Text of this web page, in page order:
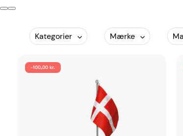
Kategorier Mærke
-100,00 kr.